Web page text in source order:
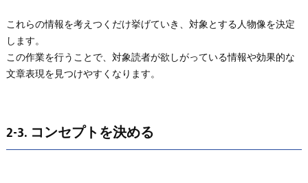
これらの情報を考えつくだけ挙げていき、対象とする人物像を決定
します。
この作業を行うことで、対象読者が欲しがっている情報や効果的な
文章表現を見つけやすくなります。
2-3. コンセプトを決める